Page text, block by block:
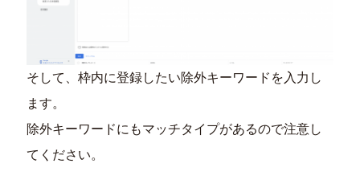
そして、枠内に登録したい除外キーワードを入力し
ます。
除外キーワードにもマッチタイプがあるので注意し
てください。